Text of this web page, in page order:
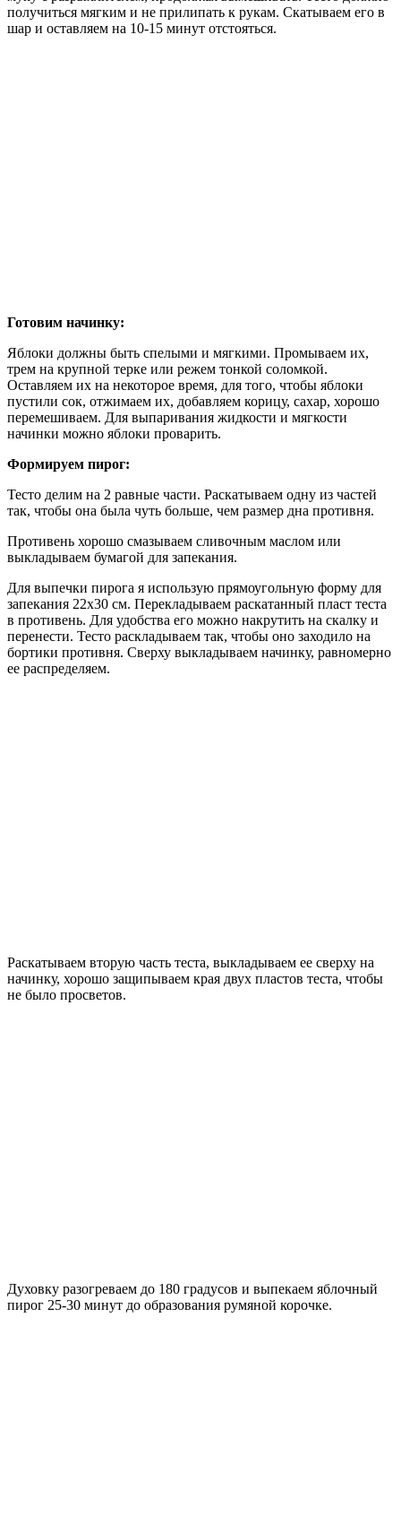
получиться мягким и не прилипать к рукам. Скатываем его в
шар и оставляем на 10-15 минут отстояться.
Готовим начинку:
Яблоки должны быть спелыми и мягкими. Промываем их,
трем на крупной терке или режем тонкой соломкой.
Оставляем их на некоторое время, для того, чтобы яблоки
пустили сок, отжимаем их, добавляем корицу, сахар, хорошо
перемешиваем. Для выпаривания жидкости и мягкости
начинки можно яблоки проварить.
Формируем пирог:
Тесто делим на 2 равные части. Раскатываем одну из частей
так, чтобы она была чуть больше, чем размер дна противня.
Противень хорошо смазываем сливочным маслом или
выкладываем бумагой для запекания.
Для выпечки пирога я использую прямоугольную форму для
запекания 22х30 см. Перекладываем раскатанный пласт теста
в противень. Для удобства его можно накрутить на скалку и
перенести. Тесто раскладываем так, чтобы оно заходило на
бортики противня. Сверху выкладываем начинку, равномерно
ее распределяем.
Раскатываем вторую часть теста, выкладываем ее сверху на
начинку, хорошо защипываем края двух пластов теста, чтобы
не было просветов.
Духовку разогреваем до 180 градусов и выпекаем яблочный
пирог 25-30 минут до образования румяной корочке.